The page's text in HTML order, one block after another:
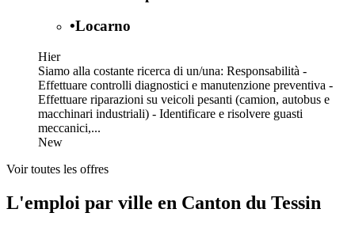
•Locarno
Hier
Siamo alla costante ricerca di un/una: Responsabilità -
Effettuare controlli diagnostici e manutenzione preventiva -
Effettuare riparazioni su veicoli pesanti (camion, autobus e
macchinari industriali) - Identificare e risolvere guasti
meccanici,...
New
Voir toutes les offres
L'emploi par ville en Canton du Tessin